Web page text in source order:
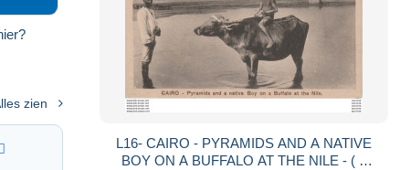
zien
L16- CAIRO - PYRAMIDS AND A NATIVE
BOY ON A BUFFALO AT THE NILE - ( 2